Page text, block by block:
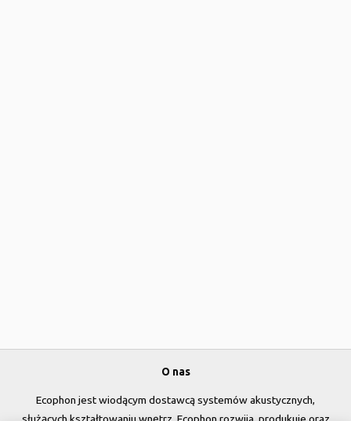
O nas
Ecophon jest wiodącym dostawcą systemów akustycznych,